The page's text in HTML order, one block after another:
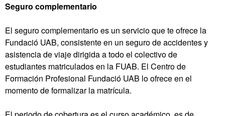
Seguro complementario
El seguro complementario es un servicio que te ofrece la
Fundació UAB, consistente en un seguro de accidentes y
asistencia de viaje dirigida a todo el colectivo de
estudiantes matriculados en la FUAB. El Centro de
Formación Profesional Fundació UAB lo ofrece en el
momento de formalizar la matrícula.